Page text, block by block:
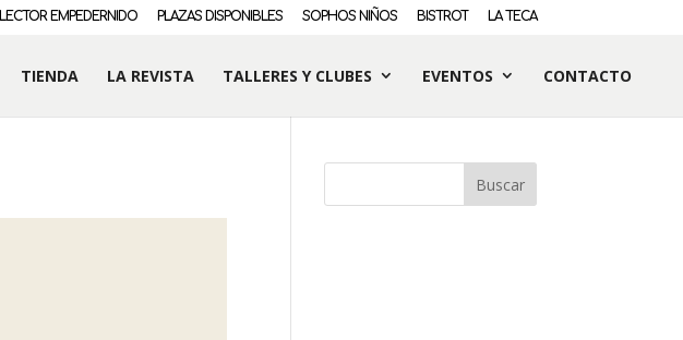
LECTOR EMPEDERNIDO PLAZAS DISPONIBLES SOPHOS NIÑOS BISTROT LA TECA
TIENDA LA REVISTA TALLERES Y CLUBES EVENTOS CONTACTO